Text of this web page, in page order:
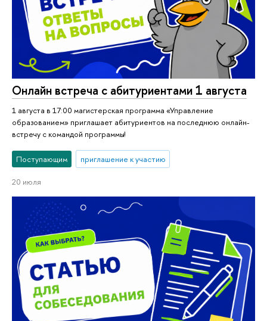
Онлайн встреча с абитуриентами 1 августа
1 августа в 17:00 магистерская программа «Управление
образованием» приглашает абитуриентов на последнюю онлайн-
встречу с командой программы!
Поступающим приглашение к участию
20 июля